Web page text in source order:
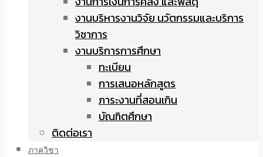
งานบริหารงานวิจัย นวัตกรรมและบริการ
วิชาการ
งานบริการการศึกษา
ทะเบียน
การเสนอหลักสูตร
ภาระงานที่สอนเกิน
บัณฑิตศึกษา
ติดต่อเรา
ภาควิชา